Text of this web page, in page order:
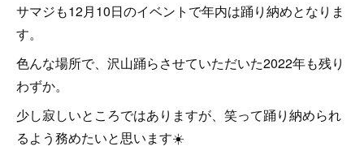
サマジも12月10日のイベントで年内は踊り納めとなりま
す。
色んな場所で、沢山踊らさせていただいた2022年も残り
わずか。
少し寂しいところではありますが、笑って踊り納められ
るよう務めたいと思います☀️